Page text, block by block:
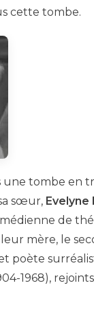
cette tombe.
une tombe en
sœur, Evelyne
de
mère, le
poète
1968),